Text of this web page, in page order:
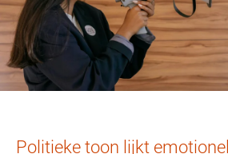
Politieke toon lijkt